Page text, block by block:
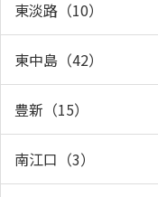
東淡路（10）
東中島（42）
豊新（15）
南江口（3）